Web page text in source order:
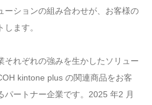
ーションの組み合わせが、お客様の
ます。
それぞれの強みを生かしたソリュー
kintone plus の関連商品をお客
パートナー企業です。2025 年2 月